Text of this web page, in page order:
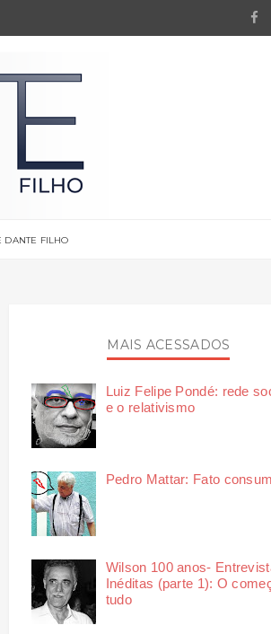
DANTE FILHO
MAIS ACESSADOS
Luiz Felipe Pondé: rede
e o relativismo
Pedro Mattar: Fato
Wilson 100 anos-
Inéditas (parte 1): O
tudo